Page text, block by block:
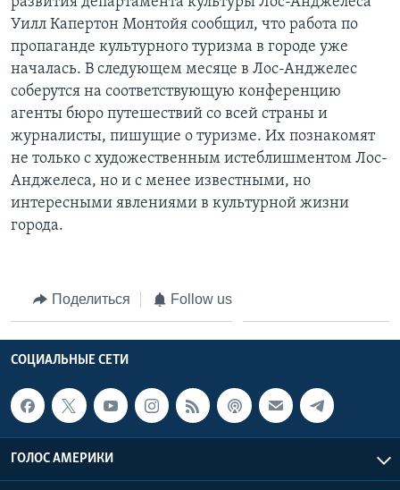
Уилл Капертон Монтойя сообщил, что работа по
пропаганде культурного туризма в городе уже
началась. В следующем месяце в Лос-Анджелес
соберутся на соответствующую конференцию
агенты бюро путешествий со всей страны и
журналисты, пишущие о туризме. Их познакомят
не только с художественным истеблишментом Лос-
Анджелеса, но и с менее известными, но
интересными явлениями в культурной жизни
города.
Поделиться Follow us
СОЦИАЛЬНЫЕ СЕТИ
ГОЛОС АМЕРИКИ